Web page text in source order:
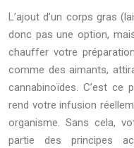
L’ajout d’un corps gras
donc pas une option,
chauffer votre
comme des aimants,
cannabinoïdes. C’est ce
rend votre infusion
organisme. Sans cela,
partie des principes